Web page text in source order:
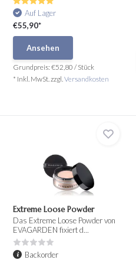
Auf Lager
€55,90*
Ansehen
Grundpreis:€52,80 / Stück
* Inkl. MwSt. zzgl.Versandkosten
Extreme Loose Powder
Das Extreme Loose Powder von
EVAGARDEN fixiert d...
Backorder